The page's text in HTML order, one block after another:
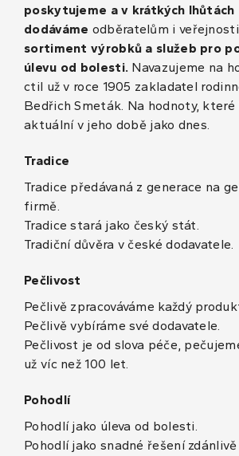
poskytujeme a v krátkých lhůtách
dodáváme odběratelům i
sortiment výrobků a služeb pro
úlevu od bolesti. Navazujeme na
ctil už v roce 1905 zakladatel
Bedřich Smeták. Na hodnoty, které
aktuální v jeho době jako dnes.
Tradice
Tradice předávaná z generace na
firmě.
Tradice stará jako český stát.
Tradiční důvěra v české dodavatele.
Pečlivost
Pečlivě zpracováváme každý
Pečlivě vybíráme své dodavatele.
Pečlivost je od slova péče,
už víc než 100 let.
Pohodlí
Pohodlí jako úleva od bolesti.
Pohodlí jako snadné řešení